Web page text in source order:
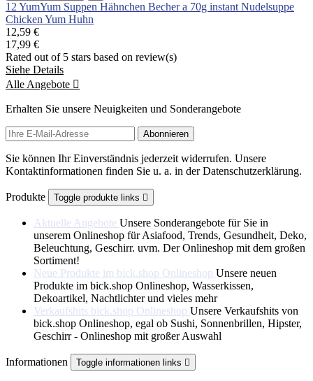
12 YumYum Suppen Hähnchen Becher a 70g instant Nudelsuppe
Chicken Yum Huhn
12,59 €
17,99 €
Rated out of 5 stars based on review(s)
Siehe Details
Alle Angebote 
Erhalten Sie unsere Neuigkeiten und Sonderangebote
Sie können Ihr Einverständnis jederzeit widerrufen. Unsere
Kontaktinformationen finden Sie u. a. in der Datenschutzerklärung.
Produkte Toggle produkte links 
Aktuelle Angebote Unsere Sonderangebote für Sie in
unserem Onlineshop für Asiafood, Trends, Gesundheit, Deko,
Beleuchtung, Geschirr. uvm. Der Onlineshop mit dem großen
Sortiment!
Neue Produkte im bick.shop Onlineshop Unsere neuen
Produkte im bick.shop Onlineshop, Wasserkissen,
Dekoartikel, Nachtlichter und vieles mehr
Verkaufshits bick.shop Onlineshop Unsere Verkaufshits von
bick.shop Onlineshop, egal ob Sushi, Sonnenbrillen, Hipster,
Geschirr - Onlineshop mit großer Auswahl
Informationen Toggle informationen links 